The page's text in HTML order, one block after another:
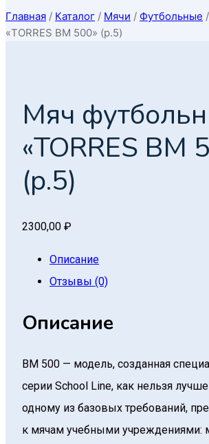
Главная / Каталог / Мячи / Футбольные /
«TORRES BM 500» (р.5)
Мяч
«TORRES BM
(р.5)
2300,00 ₽
Описание
Отзывы (0)
Описание
BM 500 — модель, созданная
серии School Line, как нельзя
одному из базовых требований,
к мячам учебными учреждениями: